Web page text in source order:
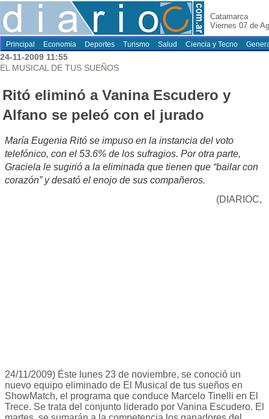
Catamarca
Viernes 07 de
Principal Economia Deportes Turismo Salud Ciencia y Tecno
24-11-2009 11:55
EL MUSICAL DE TUS SUEÑOS
Ritó eliminó a Vanina Escudero y
Alfano se peleó con el jurado
María Eugenia Ritó se impuso en la instancia del voto
telefónico, con el 53.6% de los sufragios. Por otra parte,
Graciela le sugirió a la eliminada que tienen que “bailar con
corazón” y desató el enojo de sus compañeros.
(DIARIOC,
24/11/2009) Éste lunes 23 de noviembre, se conoció un
nuevo equipo eliminado de El Musical de tus sueños en
ShowMatch, el programa que conduce Marcelo Tinelli en El
Trece. Se trata del conjunto liderado por Vanina Escudero. El